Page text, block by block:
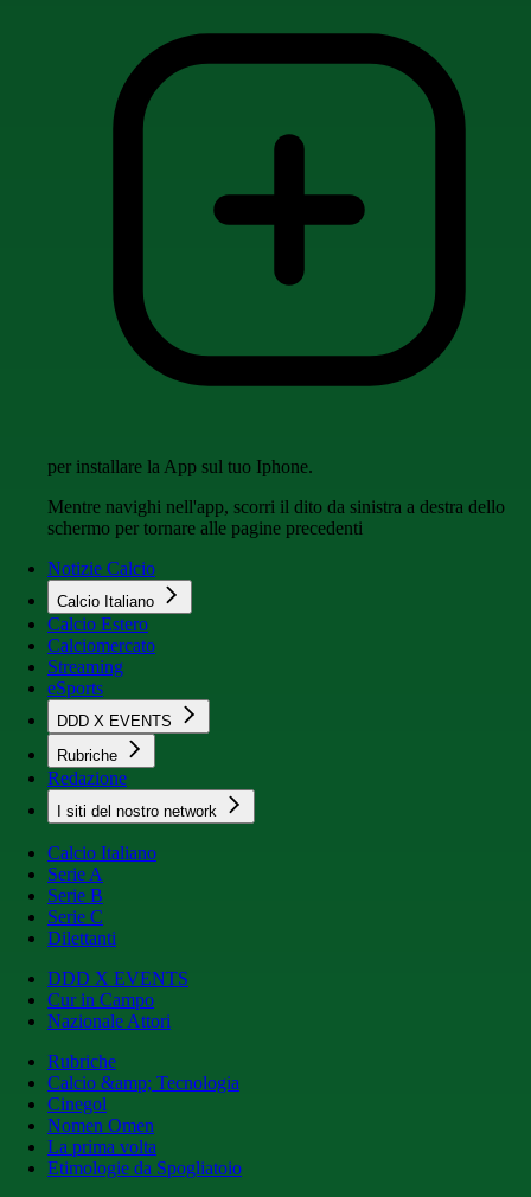
per installare la App sul tuo Iphone.
Mentre navighi nell'app, scorri il dito da sinistra a destra dello
schermo per tornare alle pagine precedenti
Notizie Calcio
Calcio Italiano
Calcio Estero
Calciomercato
Streaming
eSports
DDD X EVENTS
Rubriche
Redazione
I siti del nostro network
Calcio Italiano
Serie A
Serie B
Serie C
Dilettanti
DDD X EVENTS
Cur in Campo
Nazionale Attori
Rubriche
Calcio &amp; Tecnologia
Cinegol
Nomen Omen
La prima volta
Etimologie da Spogliatoio